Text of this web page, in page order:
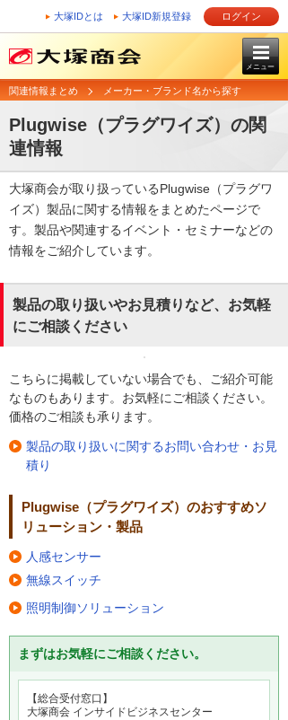
大塚IDとは 大塚ID新規登録 ログイン
メニュー
関連情報まとめ メーカー・ブランド名から探す
Plugwise（プラグワイズ）の関
連情報
大塚商会が取り扱っているPlugwise（プラグワ
イズ）製品に関する情報をまとめたページで
す。製品や関連するイベント・セミナーなどの
情報をご紹介しています。
製品の取り扱いやお見積りなど、お気軽
にご相談ください
こちらに掲載していない場合でも、ご紹介可能
なものもあります。お気軽にご相談ください。
価格のご相談も承ります。
製品の取り扱いに関するお問い合わせ・お見
積り
Plugwise（プラグワイズ）のおすすめソ
リューション・製品
人感センサー
無線スイッチ
照明制御ソリューション
まずはお気軽にご相談ください。
【総合受付窓口】
大塚商会 インサイドビジネスセンター